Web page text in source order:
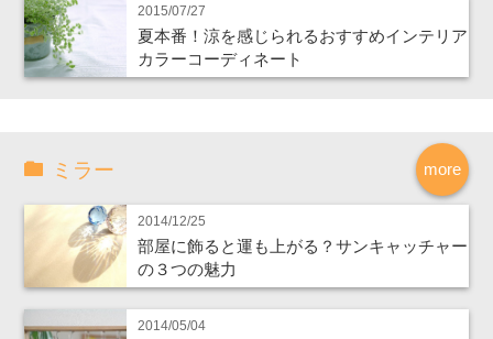
2015/07/27
夏本番！涼を感じられるおすすめインテリア
カラーコーディネート
more
ミラー
2014/12/25
部屋に飾ると運も上がる？サンキャッチャー
の３つの魅力
2014/05/04